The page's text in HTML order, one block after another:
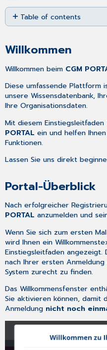
Save
as
PDF
Table of contents
Überblick
ersten
Schritte...
1. Passen
Sie
Ihre
an
2.
Erstellen
Sie
Ticket
3.
Prüfen
Sie
Ihre
4.
Erstellen
Sie
personalisierte
Ticketfilter
Willkommen
Willkommen beim CGM
Diese umfassende
unsere Wissensdatenbank,
Ihre Organisationsdaten.
Mit diesem
PORTALein und helfen
Funktionen.
Lassen Sie uns direkt
Portal-Überblick
Nach erfolgreicher
PORTAL anzumelden und
Wenn Sie sich zum ersten
wird Ihnen ein
Einstiegsleitfaden angezeigt.
nach Ihrer ersten
System zurecht zu finden.
Das Willkommensfenster
Sie aktivieren können, damit
Anmeldung nicht noch